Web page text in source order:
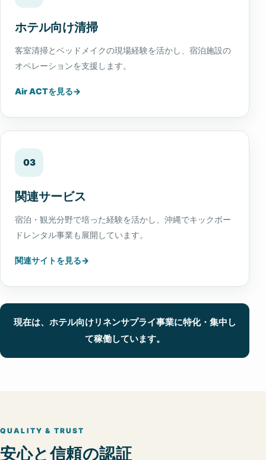
ホテル向け清掃
客室清掃とベッドメイクの現場経験を活かし、宿泊施設の
オペレーションを支援します。
Air ACTを見る
03
関連サービス
宿泊・観光分野で培った経験を活かし、沖縄でキックボー
ドレンタル事業も展開しています。
関連サイトを見る
現在は、ホテル向けリネンサプライ事業に特化・集中し
て稼働しています。
QUALITY & TRUST
安心と信頼の認証